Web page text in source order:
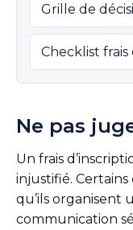
Grille de
Checklist frais
Ne pas
Un frais
injustifié.
qu’ils organisent
communication